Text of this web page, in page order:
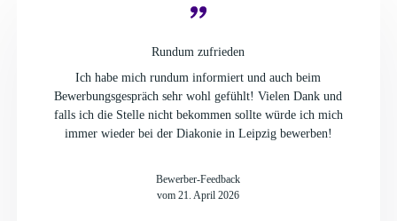
Rundum zufrieden
Ich habe mich rundum informiert und auch beim
Bewerbungsgespräch sehr wohl gefühlt! Vielen Dank und
falls ich die Stelle nicht bekommen sollte würde ich mich
immer wieder bei der Diakonie in Leipzig bewerben!
Bewerber-Feedback
vom 21. April 2026